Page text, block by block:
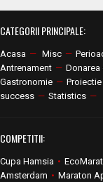
CATEGORII PRINCIPALE:
Acasa — Misc —
Antrenament — Donarea
Gastronomie — Proiectie
success — Statistics —
COMPETITII:
Cupa Hamsia •
Amsterdam • Maraton